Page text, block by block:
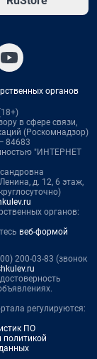
органов
в сфере связи,
(Роскомнадзор)
84683
"ИНТЕРНЕТ
д. 12, 6 этаж,
органов:
веб-формой
200-03-83 (звонок
регулируются:
ПО
политикой